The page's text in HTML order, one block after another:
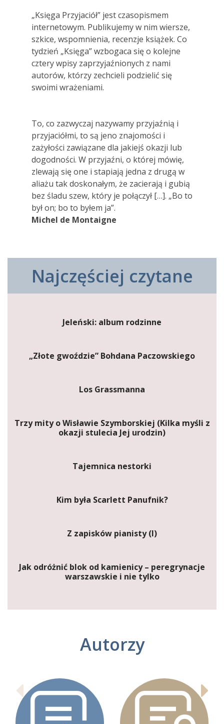
„Księga Przyjaciół” jest czasopismem
internetowym. Publikujemy w nim wiersze,
szkice, wspomnienia, recenzje książek. Co
tydzień „Księga” wzbogaca się o kolejne
cztery wpisy zaprzyjaźnionych z nami
autorów, którzy zechcieli podzielić się
swoimi wrażeniami.
To, co zazwyczaj nazywamy przyjaźnią i
przyjaciółmi, to są jeno znajomości i
zażyłości zawiązane dla jakiejś okazji lub
dogodności. W przyjaźni, o której mówię,
zlewają się one i stapiają jedna z drugą w
aliażu tak doskonałym, że zacierają i gubią
bez śladu szew, który je połączył […]. „Bo to
był on; bo to byłem ja”.
Michel de Montaigne
Najczęściej czytane
Jeleński: album rodzinne
„Złote gwoździe” Bohdana Paczowskiego
Los Grassmanna
Trzy mity o Wisławie Szymborskiej (Kilka myśli z
okazji stulecia Jej urodzin)
Tajemnica nestorki
Kim była Scarlett Panufnik?
Z zapisków pianisty (I)
Jak odróżnić blok od kamienicy – peregrynacje
warszawskie i nie tylko
Autorzy